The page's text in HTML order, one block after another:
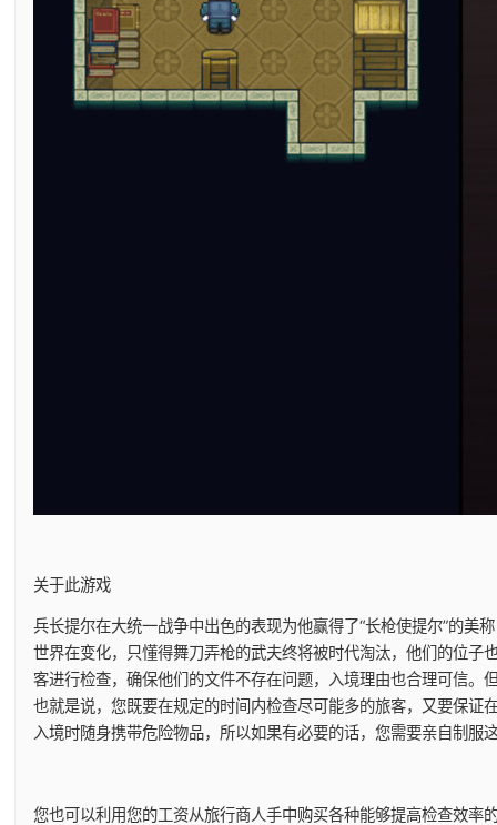
关于此游戏
兵长提尔在大统一战争中出色的表现为他赢得了“长枪使提尔”的
世界在变化，只懂得舞刀弄枪的武夫终将被时代淘汰，他们的位
客进行检查，确保他们的文件不存在问题，入境理由也合理可信
也就是说，您既要在规定的时间内检查尽可能多的旅客，又要保
入境时随身携带危险物品，所以如果有必要的话，您需要亲自制服
您也可以利用您的工资从旅行商人手中购买各种能够提高检查效